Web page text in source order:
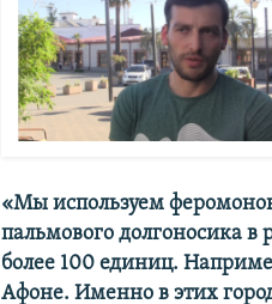
«Мы используем
пальмового долгоносика
более 100 единиц.
Афоне. Именно в этих